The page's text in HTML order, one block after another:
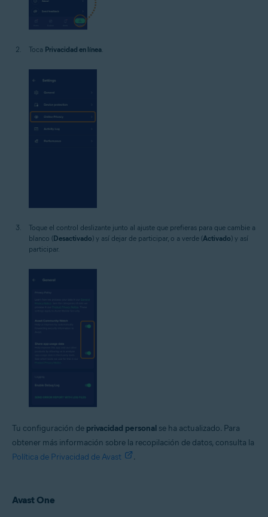
Toca Privacidad en línea
Toque el control deslizante junto al ajuste que prefieras para que cambie a
blanco (Desactivado) y así dejar de participar, o a verde (Activado) y así
participar.
Tu configuración de privacidad personal se ha actualizado. Para
obtener más información sobre la recopilación de datos, consulta la
Política de Privacidad de Avast
.
Avast One